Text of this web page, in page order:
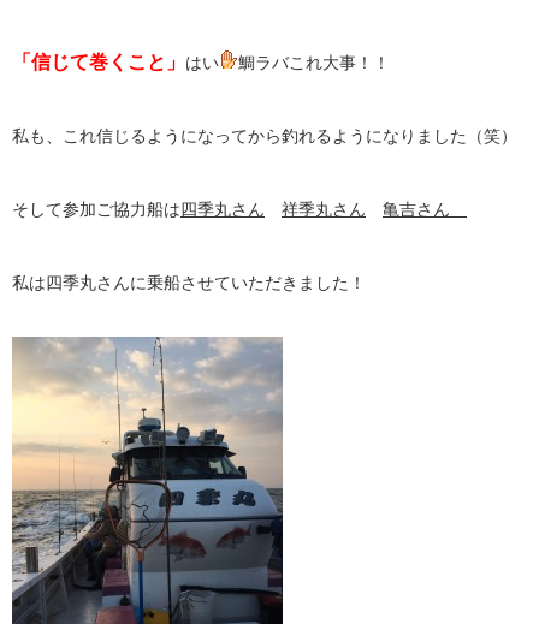
「信じて巻くこと」 はい 鯛ラバこれ大事！！
私も、これ信じるようになってから釣れるようになりました（笑）
そして参加ご協力船は四季丸さん 祥季丸さん 亀吉さん
私は四季丸さんに乗船させていただきました！